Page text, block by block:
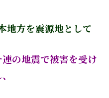
地方を震源地として
の地震で被害を受け